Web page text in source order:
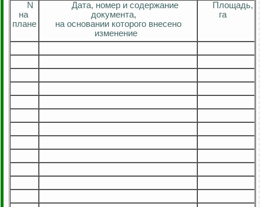
N
на
плане
Дата, номер и содержание
документа,
на основании которого внесено
изменение
Площадь,
га